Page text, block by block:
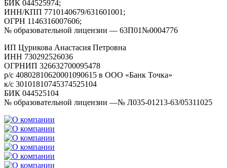
БИК 044525974;
ИНН/КПП 7710140679/631601001;
ОГРН 1146316007606;
№ образовательной лицензии — 63П01№0004776
ИП Цурикова Анастасия Петровна
ИНН 730292526036
ОГРНИП 326632700095478
р/с 40802810620001090615 в ООО «Банк Точка»
к/с 30101810745374525104
БИК 044525104
№ образовательной лицензии —№ Л035-01213-63/05311025